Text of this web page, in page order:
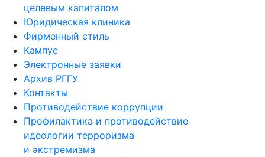
целевым капиталом
Юридическая клиника
Фирменный стиль
Кампус
Электронные заявки
Архив РГГУ
Контакты
Противодействие коррупции
Профилактика и противодействие
идеологии терроризма
и экстремизма